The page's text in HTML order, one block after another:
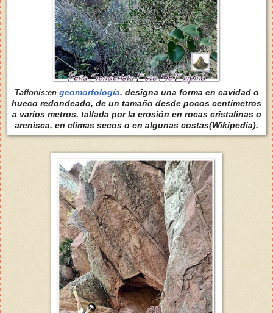
Taffonis:en geomorfología, designa una forma en cavidad o
hueco redondeado, de un tamaño desde pocos centímetros
a varios metros, tallada por la erosión en rocas cristalinas o
arenisca, en climas secos o en algunas costas(Wikipedia).